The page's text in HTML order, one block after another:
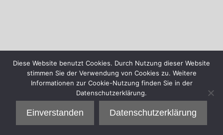
Diese Website benutzt Cookies. Durch Nutzung dieser Website
stimmen Sie der Verwendung von Cookies zu. Weitere
Informationen zur Cookie-Nutzung finden Sie in der
Datenschutzerklärung.
Einverstanden Datenschutzerklärung